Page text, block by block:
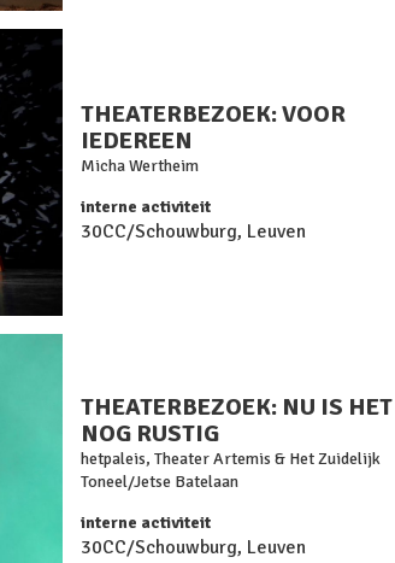
THEATERBEZOEK: VOOR
IEDEREEN
Micha Wertheim
interne activiteit
30CC/Schouwburg, Leuven
THEATERBEZOEK: NU IS HET
NOG RUSTIG
hetpaleis, Theater Artemis & Het Zuidelijk
Toneel/Jetse Batelaan
interne activiteit
30CC/Schouwburg, Leuven